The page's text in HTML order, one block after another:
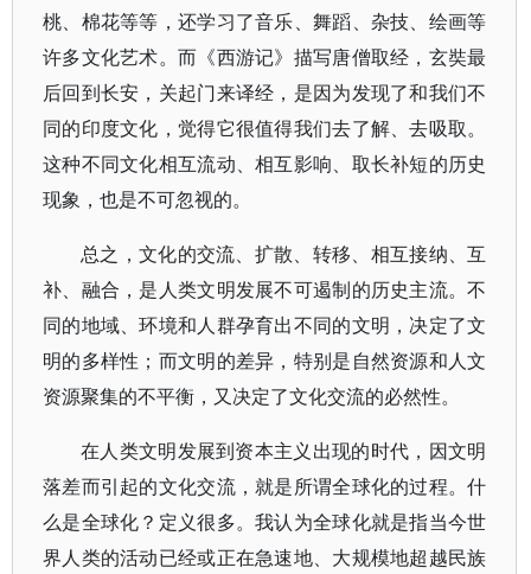
桃、棉花等等，还学习了音乐、舞蹈、杂技、绘画等
许多文化艺术。而《西游记》描写唐僧取经，玄奘最
后回到长安，关起门来译经，是因为发现了和我们不
同的印度文化，觉得它很值得我们去了解、去吸取。
这种不同文化相互流动、相互影响、取长补短的历史
现象，也是不可忽视的。
总之，文化的交流、扩散、转移、相互接纳、互
补、融合，是人类文明发展不可遏制的历史主流。不
同的地域、环境和人群孕育出不同的文明，决定了文
明的多样性；而文明的差异，特别是自然资源和人文
资源聚集的不平衡，又决定了文化交流的必然性。
在人类文明发展到资本主义出现的时代，因文明
落差而引起的文化交流，就是所谓全球化的过程。什
么是全球化？定义很多。我认为全球化就是指当今世
界人类的活动已经或正在急速地、大规模地超越民族